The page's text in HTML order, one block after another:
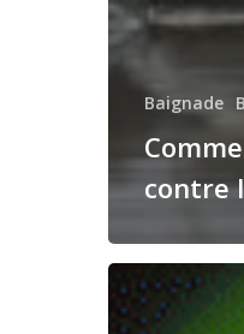
Baignade
contre